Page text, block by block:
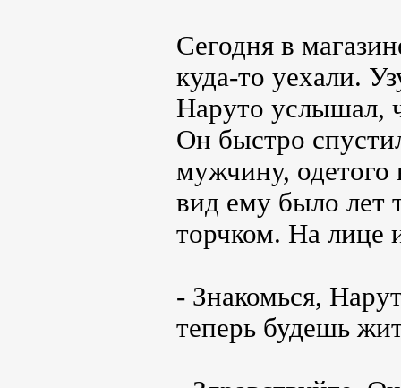
Сегодня в
куда-то уехали.
Наруто услышал,
Он быстро
мужчину,
вид ему было лет
торчком. На лице
- Знакомься,
теперь будешь